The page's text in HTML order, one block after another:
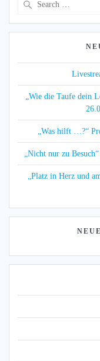
„Wie die Taufe dein
„Was hilft …?“
„Nicht nur zu
„Platz in Herz und